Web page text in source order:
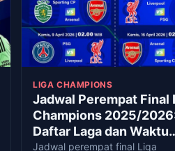
LIGA CHAMPIONS
Jadwal Perempat Final
Champions 2025/
Daftar Laga dan Waktu
Pertandingan
Jadwal perempat final Liga